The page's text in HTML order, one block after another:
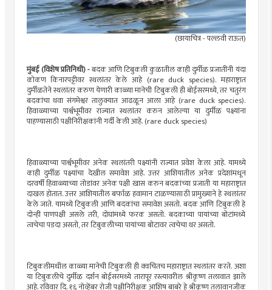
(छायाचित्र - पल्लवी राऊत)
मुंबई (विशेष प्रतिनिधी) -बदक आणि टिबुकली कुळातील काही दुर्मीळ प्रजातींनी यंदा
कोकण किनारपट्टीवर स्थलांतर केले आहे (rare duck species). महाराष्ट्रात
दुर्मीळतेने स्थलांतर करुण येणारी काळ्या मानेची टिबुकली ही बोईसरमध्ये, तर चतुरंग
बदकांचा थवा संगमेश्वर तालुक्यात आढळून आला आहे (rare duck species).
हिवाळ्याच्या पार्श्वभूमीवर राज्यात स्थलांतर करुन आलेल्या या दुर्मीळ पक्ष्यांना
पाहण्यासाठी पक्षीनिरीक्षकांनी गर्दी केली आहे. (rare duck species)
हिवाळ्याच्या पार्श्वभूमीवर अनेक स्थलांतरी पक्ष्यांनी राज्यात प्रवेश केला आहे. यामध्ये
काही दुर्मीळ पक्ष्यांचा देखील समावेश आहे. उत्तर आशियातील अनेक प्रदेशांमधून
दरवर्षी हिवाळ्याच्या तोडांवर अनेक पक्षी खास करुन बदकांच्या प्रजाती या महाराष्ट्रात
दाखल होतात. उत्तर आशियातील बर्फाळ हवामान टाळण्यासाठी प्रामुख्याने हे स्थलांतर
केले जाते. यामध्ये टिबुकली आणि बदकांचा समावेश असतो. बदक आणि टिबुकली हे
दोन्ही पाणपक्षी असले तरी, दोघांमध्ये फरक असतो. बदकाच्या पायांच्या बोटांमध्ये
त्वचेचा पडदा असतो, तर टिबुकलीच्या पायांच्या बोटावर त्वचेचा थर असतो.
टिबुकलीमधील काळ्या मानेची टिबुकली ही क्वचितच महाराष्ट्रात स्थलांतर करते. अशा
या टिबुकलीचे दुर्मीळ दर्शन बोईसरमध्ये तारापूर रस्त्यावरील श्रीकृष्ण तलावात झाले
आहे. रविवार दि. १६ नोव्हेंबर रोजी पक्षीनिरीक्षक आशिष बाबरे हे श्रीकृष्ण तलावानजीक